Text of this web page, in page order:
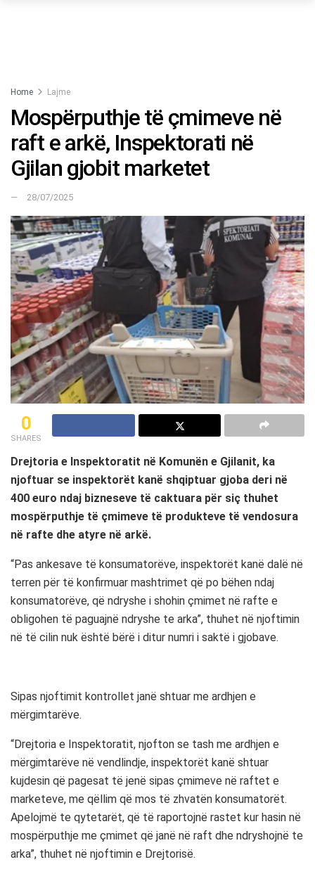
Home Lajme
Mospërputhje të çmimeve në
raft e arkë, Inspektorati në
Gjilan gjobit marketet
28/07/2025
0
SHARES
Drejtoria e Inspektoratit në Komunën e Gjilanit, ka
njoftuar se inspektorët kanë shqiptuar gjoba deri në
400 euro ndaj bizneseve të caktuara për siç thuhet
mospërputhje të çmimeve të produkteve të vendosura
në rafte dhe atyre në arkë.
“Pas ankesave të konsumatorëve, inspektorët kanë dalë në
terren për të konfirmuar mashtrimet që po bëhen ndaj
konsumatorëve, që ndryshe i shohin çmimet në rafte e
obligohen të paguajnë ndryshe te arka”, thuhet në njoftimin
në të cilin nuk është bërë i ditur numri i saktë i gjobave.
Sipas njoftimit kontrollet janë shtuar me ardhjen e
mërgimtarëve.
“Drejtoria e Inspektoratit, njofton se tash me ardhjen e
mërgimtarëve në vendlindje, inspektorët kanë shtuar
kujdesin që pagesat të jenë sipas çmimeve në raftet e
marketeve, me qëllim që mos të zhvatën konsumatorët.
Apelojmë te qytetarët, që të raportojnë rastet kur hasin në
mospërputhje me çmimet që janë në raft dhe ndryshojnë te
arka”, thuhet në njoftimin e Drejtorisë.